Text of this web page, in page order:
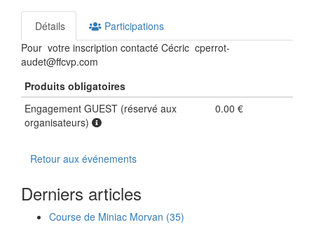
Détails
Participations
Pour votre inscription contacté Cécric cperrot-
audet@ffcvp.com
Produits obligatoires
Engagement GUEST (réservé aux
organisateurs)
0.00 €
Retour aux événements
Derniers articles
Course de Miniac Morvan (35)